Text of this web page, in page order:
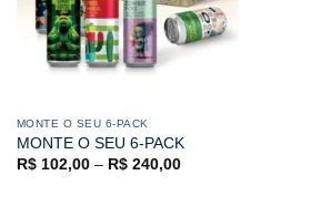
MONTE O SEU 6-PACK
MONTE O SEU 6-PACK
R$102,00– R$240,00